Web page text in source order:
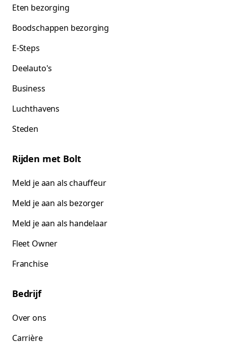
Eten bezorging
Boodschappen bezorging
E-Steps
Deelauto's
Business
Luchthavens
Steden
Rijden met Bolt
Meld je aan als chauffeur
Meld je aan als bezorger
Meld je aan als handelaar
Fleet Owner
Franchise
Bedrijf
Over ons
Carrière